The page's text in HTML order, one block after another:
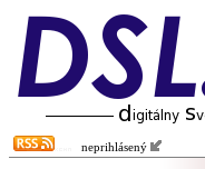
neprihlásený